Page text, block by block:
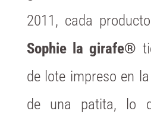
2011, cada
Sophie la girafe®
de lote impreso en
de una patita, lo